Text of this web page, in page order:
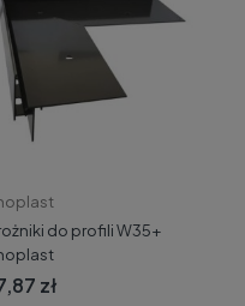
do profili W35+
zł